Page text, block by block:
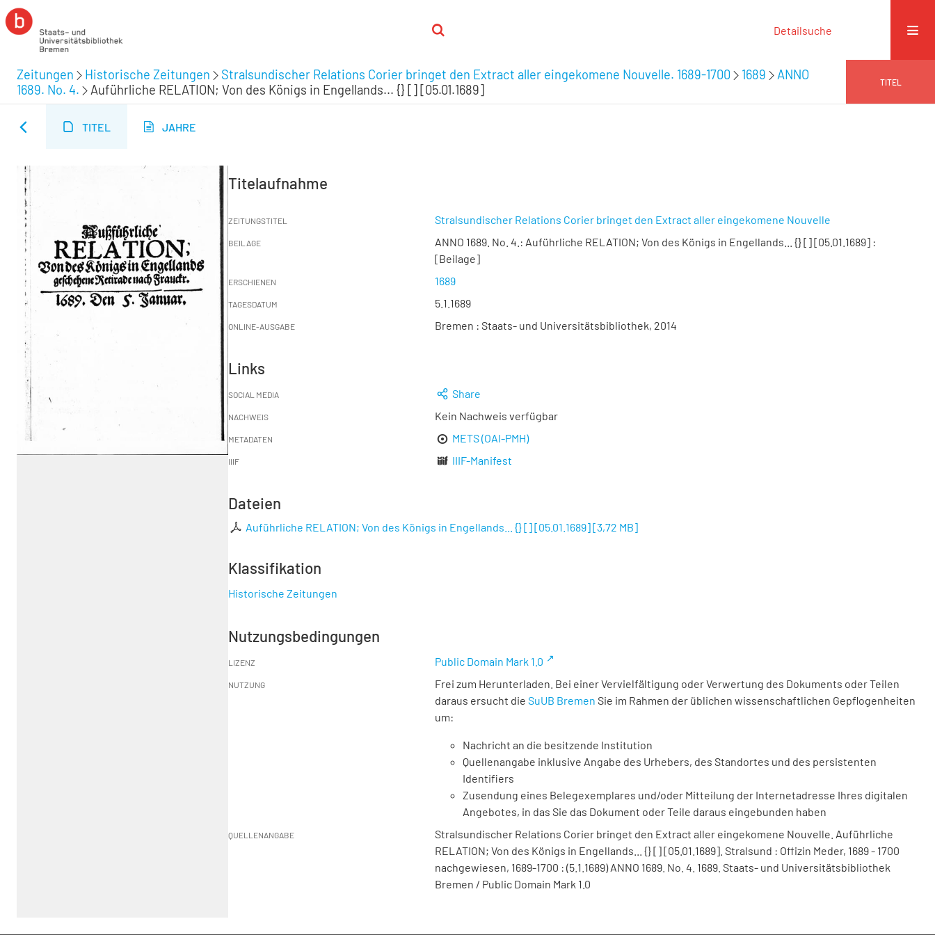
Detailsuche
Zeitungen Historische Zeitungen Stralsundischer Relations Corier bringet den Extract aller eingekomene Nouvelle. 1689-1700 1689
ANNO
1689. No. 4.
Auführliche RELATION; Von des Königs in Engellands... {} [] [05.01.1689] TITEL
TITEL JAHRE
Titelaufnahme
ZEITUNGSTITEL Stralsundischer Relations Corier bringet den Extract aller eingekomene Nouvelle
BEILAGE ANNO 1689. No. 4.: Auführliche RELATION; Von des Königs in Engellands... {} [] [05.01.1689] :
[Beilage]
ERSCHIENEN 1689
TAGESDATUM 5.1.1689
ONLINE-AUSGABE Bremen : Staats- und Universitätsbibliothek, 2014
Links
SOCIAL MEDIA Share
NACHWEIS Kein Nachweis verfügbar
METADATEN METS (OAI-PMH)
IIIF IIIF-Manifest
Dateien
Auführliche RELATION; Von des Königs in Engellands... {} [] [05.01.1689][3,72 MB]
Klassifikation
Historische Zeitungen
Nutzungsbedingungen
LIZENZ Public Domain Mark 1.0
NUTZUNG
Frei zum Herunterladen. Bei einer Vervielfältigung oder Verwertung des Dokuments oder Teilen
daraus ersucht die SuUB Bremen Sie im Rahmen der üblichen wissenschaftlichen Gepflogenheiten
um:
Nachricht an die besitzende Institution
Quellenangabe inklusive Angabe des Urhebers, des Standortes und des persistenten
Identifiers
Zusendung eines Belegexemplares und/oder Mitteilung der Internetadresse Ihres digitalen
Angebotes, in das Sie das Dokument oder Teile daraus eingebunden haben
QUELLENANGABE
Stralsundischer Relations Corier bringet den Extract aller eingekomene Nouvelle. Auführliche
RELATION; Von des Königs in Engellands... {} [] [05.01.1689]. Stralsund : Offizin Meder, 1689 - 1700
nachgewiesen, 1689-1700 : (5.1.1689) ANNO 1689. No. 4. 1689. Staats- und Universitätsbibliothek
Bremen / Public Domain Mark 1.0